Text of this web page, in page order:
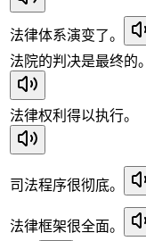
法律体系演变了。
法院的判决是最终的。
法律权利得以执行。
司法程序很彻底。
法律框架很全面。